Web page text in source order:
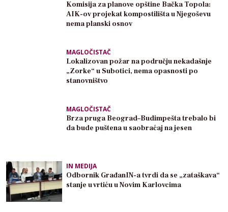
Komisija za planove opštine Bačka Topola:
AIK-ov projekat kompostilišta u Njegoševu
nema planski osnov
MAGLOČISTAČ
Lokalizovan požar na području nekadašnje
„Zorke“ u Subotici, nema opasnosti po
stanovništvo
MAGLOČISTAČ
Brza pruga Beograd–Budimpešta trebalo bi
da bude puštena u saobraćaj na jesen
IN MEDIJA
Odbornik GrađanIN-a tvrdi da se „zataškava“
stanje u vrtiću u Novim Karlovcima